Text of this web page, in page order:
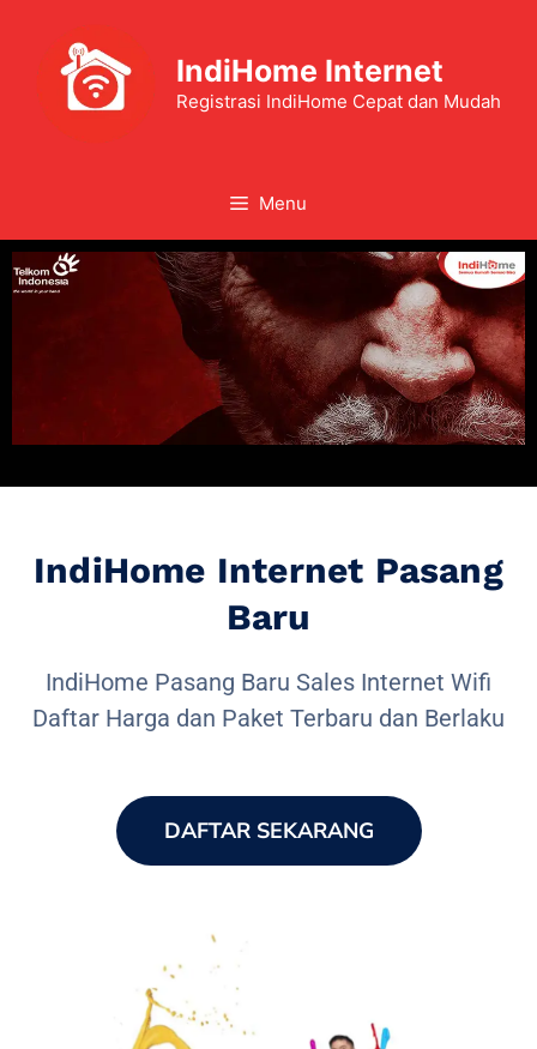
IndiHome Internet
Registrasi IndiHome Cepat dan Mudah
Menu
IndiHome Internet Pasang
Baru
IndiHome Pasang Baru Sales Internet Wifi
Daftar Harga dan Paket Terbaru dan Berlaku
DAFTAR SEKARANG